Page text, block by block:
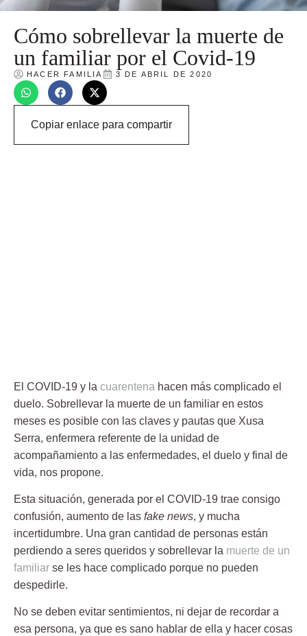
Cómo sobrellevar la muerte de
un familiar por el Covid-19
HACER FAMILIA 3 DE ABRIL DE 2020
Copiar enlace para compartir
El COVID-19 y la cuarentena hacen más complicado el
duelo. Sobrellevar la muerte de un familiar en estos
meses es posible con las claves y pautas que Xusa
Serra, enfermera referente de la unidad de
acompañamiento a las enfermedades, el duelo y final de
vida, nos propone.
Esta situación, generada por el COVID-19 trae consigo
confusión, aumento de las fake news, y mucha
incertidumbre. Una gran cantidad de personas están
perdiendo a seres queridos y sobrellevar la muerte de un
familiar se les hace complicado porque no pueden
despedirle.
No se deben evitar sentimientos, ni dejar de recordar a
esa persona, ya que es sano hablar de ella y hacer cosas